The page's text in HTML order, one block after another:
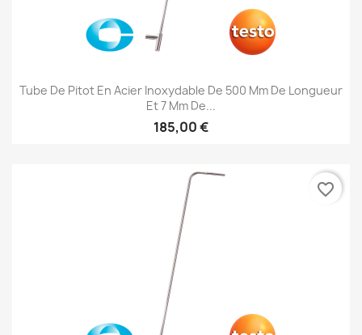
Tube De Pitot En Acier Inoxydable De 500 Mm De Longueur
Et 7 Mm De...
185,00 €
favorite_border